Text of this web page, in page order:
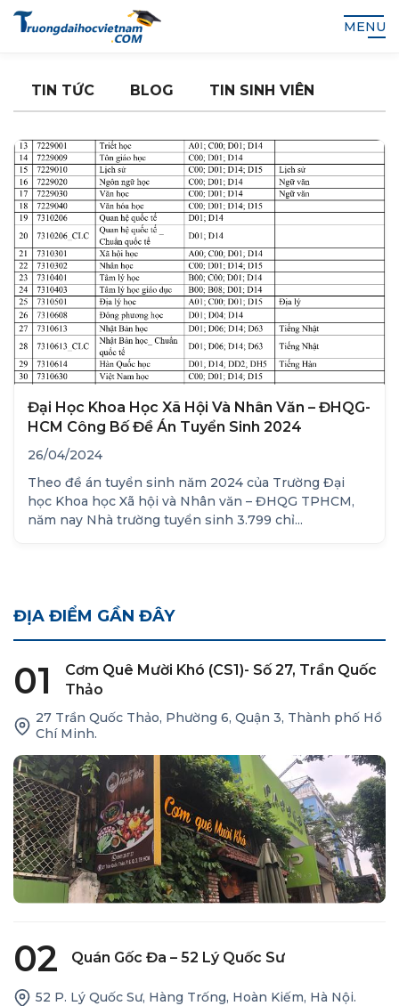
MENU
TIN TỨC BLOG TIN SINH VIÊN
Đại Học Khoa Học Xã Hội Và Nhân Văn – ĐHQG-
HCM Công Bố Đề Án Tuyển Sinh 2024
26/04/2024
Theo đề án tuyển sinh năm 2024 của Trường Đại
học Khoa học Xã hội và Nhân văn – ĐHQG TPHCM,
năm nay Nhà trường tuyển sinh 3.799 chỉ...
ĐỊA ĐIỂM GẦN ĐÂY
01
Cơm Quê Mười Khó (CS1)- Số 27, Trần Quốc
Thảo
27 Trần Quốc Thảo, Phường 6, Quận 3, Thành phố Hồ
Chí Minh.
02 Quán Gốc Đa – 52 Lý Quốc Sư
52 P. Lý Quốc Sư, Hàng Trống, Hoàn Kiếm, Hà Nội.